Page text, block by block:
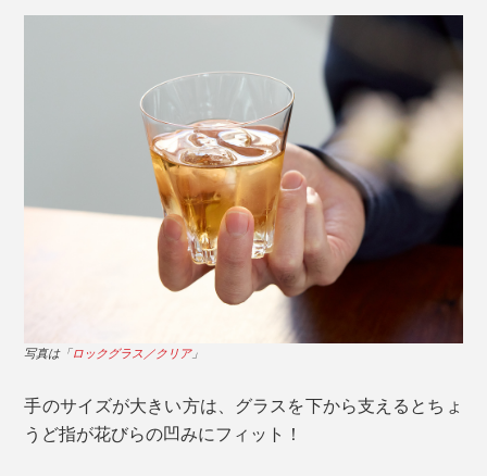
写真は「ロックグラス／クリア」
手のサイズが大きい方は、グラスを下から支えるとちょ
うど指が花びらの凹みにフィット！